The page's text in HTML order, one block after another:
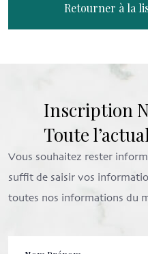
Retourner à la
Inscription
Toute
Vous souhaitez rester
suffit de saisir vos
toutes nos informations du